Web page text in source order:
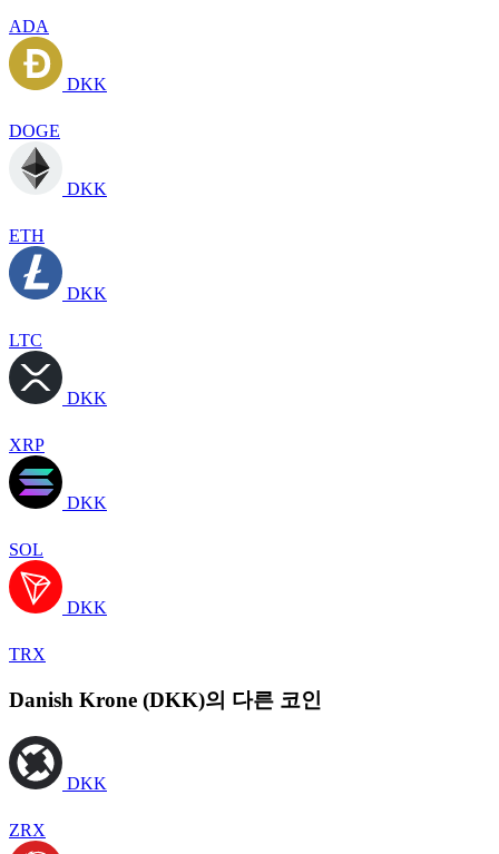
ADA
DKK
DOGE
DKK
ETH
DKK
LTC
DKK
XRP
DKK
SOL
DKK
TRX
Danish Krone (DKK)의 다른 코인
DKK
ZRX